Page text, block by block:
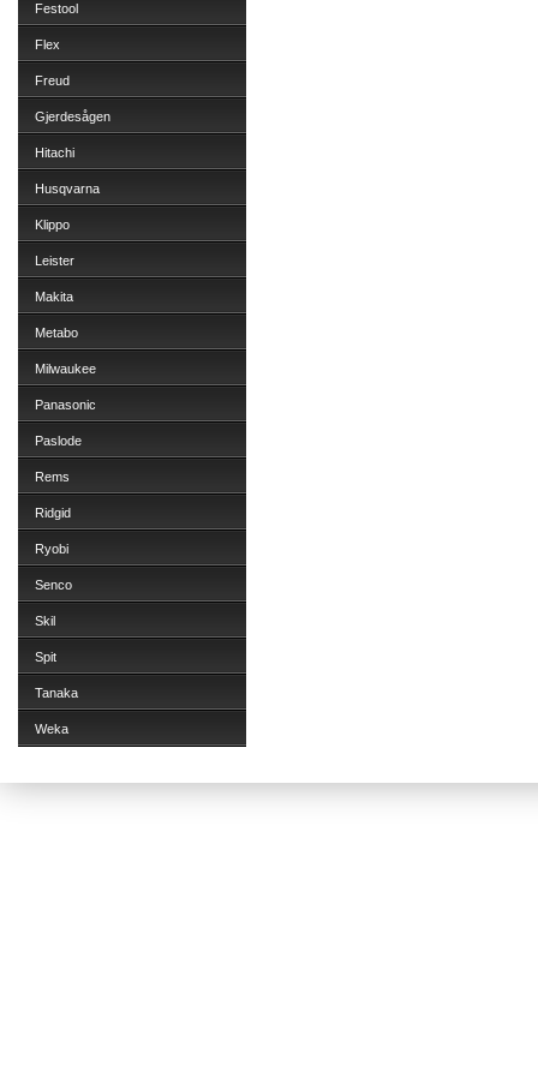
Festool
Flex
Freud
Gjerdesågen
Hitachi
Husqvarna
Klippo
Leister
Makita
Metabo
Milwaukee
Panasonic
Paslode
Rems
Ridgid
Ryobi
Senco
Skil
Spit
Tanaka
Weka